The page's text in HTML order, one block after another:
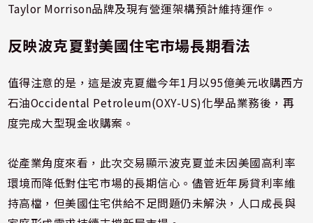
Taylor Morrison品牌及現有營運架構預計維持運作。
反映波克夏對美國住宅市場長期看法
值得注意的是，這是波克夏繼今年1月以95億美元收購西方
石油Occidental Petroleum(OXY-US)化學品業務後，再
度完成大型現金收購案。
從產業角度來看，此次交易顯示波克夏並未因美國高利率
環境而降低對住宅市場的長期信心。儘管近年房貸利率維
持高檔，但美國住宅供給不足問題仍未解決，人口成長與